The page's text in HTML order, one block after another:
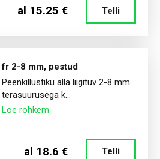
al 15.25 € Telli
fr 2-8 mm, pestud
Peenkillustiku alla liigituv 2-8 mm
terasuurusega k...
Loe rohkem
al 18.6 € Telli